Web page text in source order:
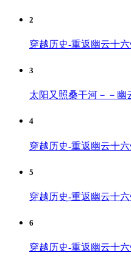
2
穿越历史-重返幽云十
3
太阳又照桑干河－－幽
4
穿越历史-重返幽云十
5
穿越历史-重返幽云十
6
穿越历史-重返幽云十